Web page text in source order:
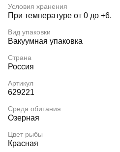
Условия хранения
При температуре от 0 до +6.
Вид упаковки
Вакуумная упаковка
Страна
Россия
Артикул
629221
Среда обитания
Озерная
Цвет рыбы
Красная